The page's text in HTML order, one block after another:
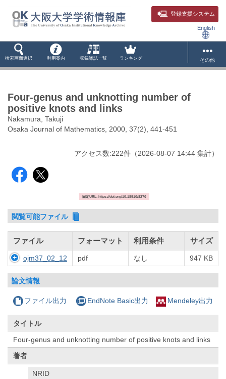
登録支援システム
English
検索画面選択 利用案内 収録雑誌一覧 ランキング その他
Four-genus and unknotting number of
positive knots and links
Nakamura, Takuji
Osaka Journal of Mathematics, 2000, 37(2), 441-451
アクセス数:222件 （2026-08-07 14:44 集計）
固定URL: https://doi.org/10.18910/8270
閲覧可能ファイル
ファイル フォーマット 利用条件 サイズ
ojm37_02_12 pdf なし 947 KB
論文情報
ファイル出力 EndNote Basic出力 Mendeley出力
タイトル
Four-genus and unknotting number of positive knots and links
著者
NRID